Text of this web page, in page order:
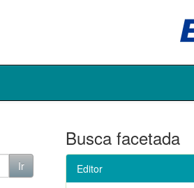
Busca facetada
Editor